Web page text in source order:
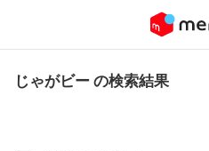
じゃがビー の検索結果